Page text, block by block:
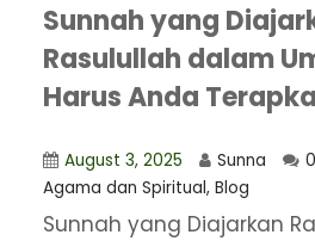
Sunnah yang
Rasulullah dalam
Harus Anda
August 3, 2025 Sunna
Agama dan Spiritual, Blog
​Sunnah yang Diajarkan